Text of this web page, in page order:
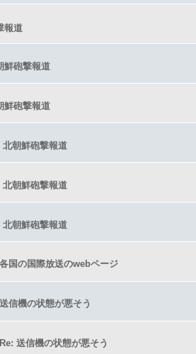
報道
鮮砲撃報道
鮮砲撃報道
北朝鮮砲撃報道
北朝鮮砲撃報道
北朝鮮砲撃報道
各国の国際放送のwebページ
送信機の状態が悪そう
Re: 送信機の状態が悪そう